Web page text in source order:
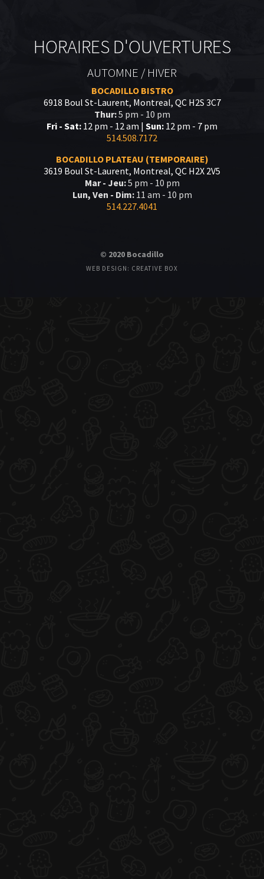
HORAIRES D'OUVERTURES
AUTOMNE / HIVER
BOCADILLO BISTRO
6918 Boul St-Laurent, Montreal, QC H2S 3C7
Thur:5 pm - 10 pm
Fri - Sat: 12 pm - 12 am | Sun: 12 pm - 7 pm
514.508.7172
BOCADILLO PLATEAU (TEMPORAIRE)
3619 Boul St-Laurent, Montreal, QC H2X 2V5
Mar - Jeu:5 pm - 10 pm
Lun, Ven - Dim:11 am - 10 pm
514.227.4041
© 2020 Bocadillo
WEB DESIGN: CREATIVE BOX